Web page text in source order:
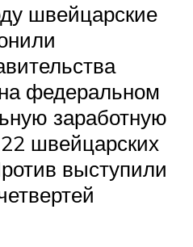
швейцарские
федеральном
заработную
швейцарских
выступили